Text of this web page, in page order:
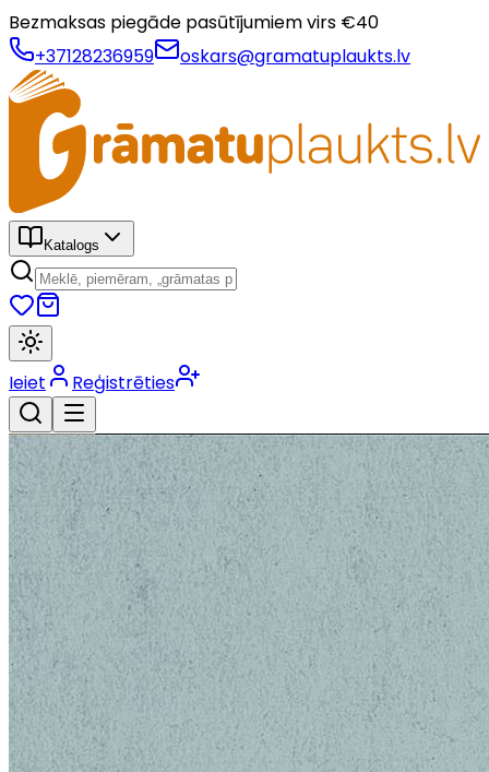
Bezmaksas piegāde pasūtījumiem virs €40
+37128236959
oskars@gramatuplaukts.lv
Katalogs
Ieiet Reģistrēties